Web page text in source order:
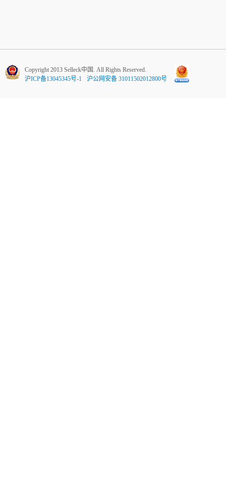
Copyright 2013 Selleck中国. All Rights Reserved.
沪ICP备13045345号-1
沪公网安备 31011502012800号